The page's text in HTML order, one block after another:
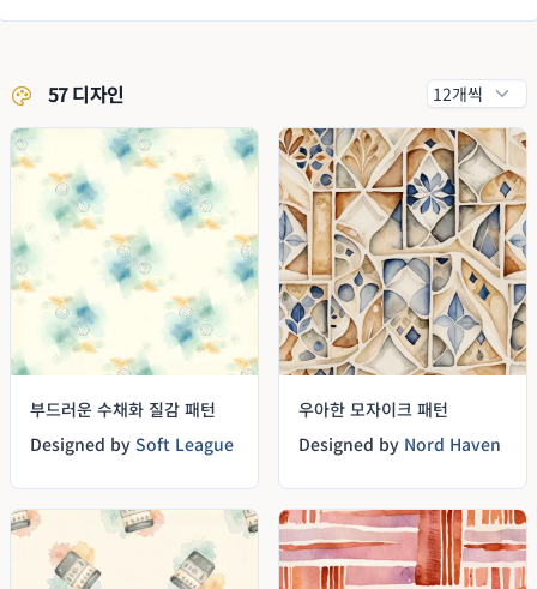
57 디자인
부드러운 수채화 질감 패턴
Designed by Soft League
우아한 모자이크 패턴
Designed by Nord Haven